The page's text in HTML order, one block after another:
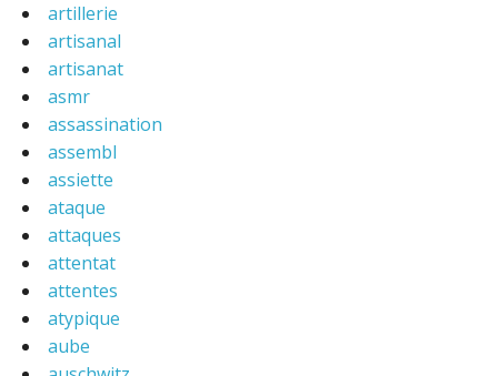
artillerie
artisanal
artisanat
asmr
assassination
assembl
assiette
ataque
attaques
attentat
attentes
atypique
aube